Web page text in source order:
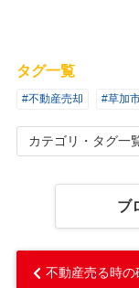
タグ一覧
#不動産売却 #草加
カテゴリ・タグ一
ブ